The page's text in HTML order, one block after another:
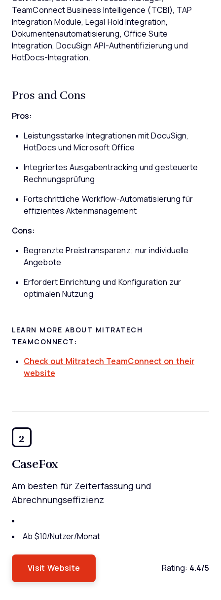
TeamConnect Business Intelligence (TCBI), TAP
Integration Module, Legal Hold Integration,
Dokumentenautomatisierung, Office Suite
Integration, DocuSign API-Authentifizierung und
HotDocs-Integration.
Pros and Cons
Pros:
Leistungsstarke Integrationen mit DocuSign,
HotDocs und Microsoft Office
Integriertes Ausgabentracking und gesteuerte
Rechnungsprüfung
Fortschrittliche Workflow-Automatisierung für
effizientes Aktenmanagement
Cons:
Begrenzte Preistransparenz; nur individuelle
Angebote
Erfordert Einrichtung und Konfiguration zur
optimalen Nutzung
LEARN MORE ABOUT MITRATECH
TEAMCONNECT:
Check out Mitratech TeamConnect on their
website
2
CaseFox
Am besten für Zeiterfassung und
Abrechnungseffizienz
Ab $10/Nutzer/Monat
Visit Website Rating: 4.4/5